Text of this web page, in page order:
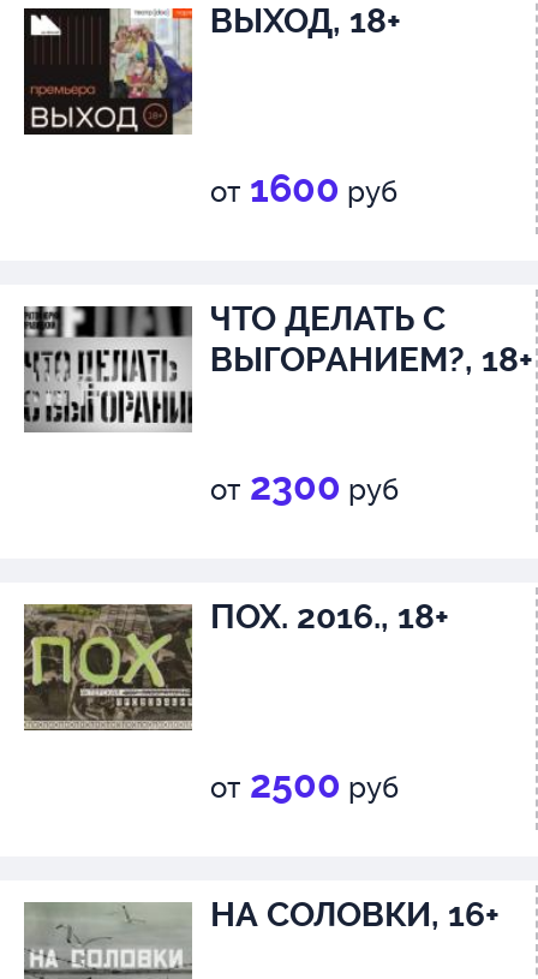
ВЫХОД, 18+
от 1600 руб
ЧТО ДЕЛАТЬ С
ВЫГОРАНИЕМ?, 18+
от 2300 руб
ПОХ. 2016., 18+
от 2500 руб
НА СОЛОВКИ, 16+